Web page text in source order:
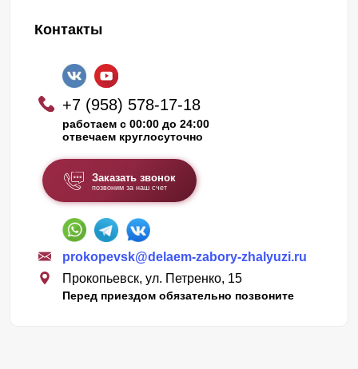
Контакты
+7 (958) 578-17-18
работаем с 00:00 до 24:00
отвечаем круглосуточно
Заказать звонок
позвоним за наш счет
prokopevsk@delaem-zabory-zhalyuzi.ru
Прокопьевск, ул. Петренко, 15
Перед приездом обязательно позвоните